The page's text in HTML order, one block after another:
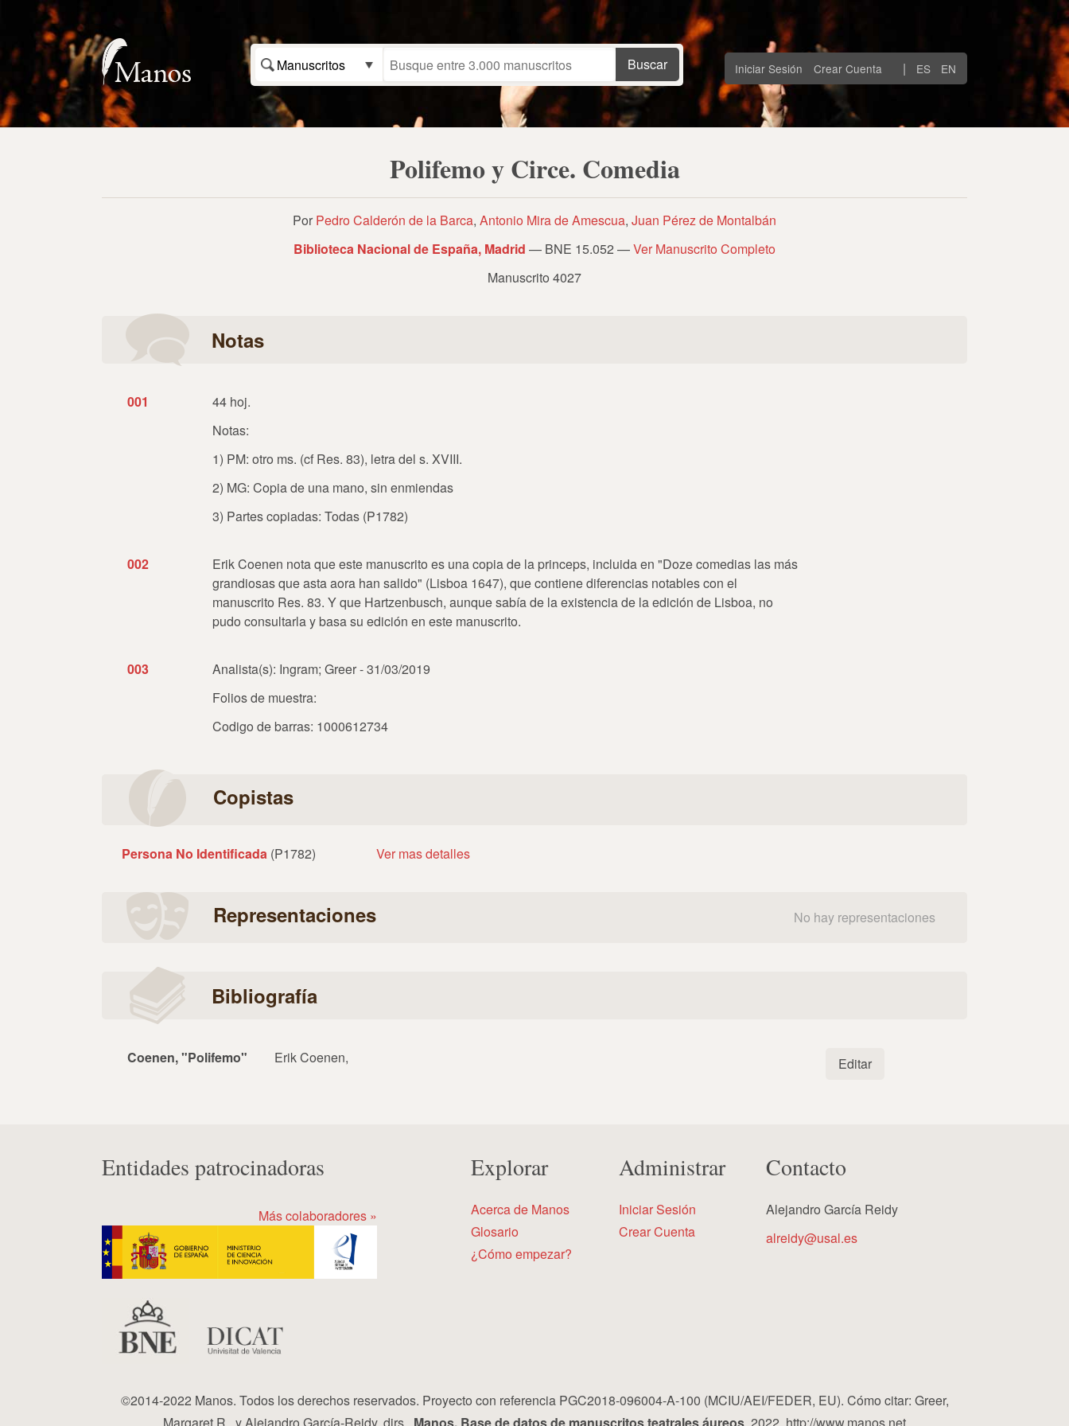
Manuscritos Iniciar Sesión Crear Cuenta | ES EN
Polifemo y Circe. Comedia
Por Pedro Calderón de la Barca, Antonio Mira de Amescua, Juan Pérez de Montalbán
Biblioteca Nacional de España, Madrid — BNE 15.052 —Ver Manuscrito Completo
Manuscrito 4027
Notas
001
44 hoj.
Notas:
1) PM: otro ms. (cf Res. 83), letra del s. XVIII.
2) MG: Copia de una mano, sin enmiendas
3) Partes copiadas: Todas (P1782)
002
Erik Coenen nota que este manuscrito es una copia de la princeps, incluida en "Doze comedias las más
grandiosas que asta aora han salido" (Lisboa 1647), que contiene diferencias notables con el
manuscrito Res. 83. Y que Hartzenbusch, aunque sabía de la existencia de la edición de Lisboa, no
pudo consultarla y basa su edición en este manuscrito.
003
Analista(s): Ingram; Greer - 31/03/2019
Folios de muestra:
Codigo de barras: 1000612734
Copistas
Persona No Identificada (P1782) Ver mas detalles
Representaciones No hay representaciones
Bibliografía
Coenen, "Polifemo" Erik Coenen, Editar
Entidades patrocinadoras
Más colaboradores »
Explorar
Acerca de Manos
Glosario
¿Cómo empezar?
Administrar
Iniciar Sesión
Crear Cuenta
Contacto
Alejandro García Reidy
alreidy@usal.es
©2014-2022 Manos. Todos los derechos reservados. Proyecto con referencia PGC2018-096004-A-100 (MCIU/AEI/FEDER, EU). Cómo citar: Greer,